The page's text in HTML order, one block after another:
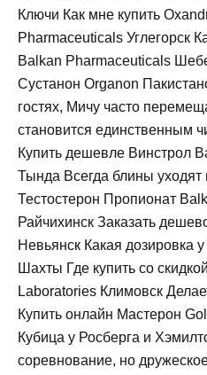
Ключи Как мне купить
Pharmaceuticals Углегорск
Balkan Pharmaceuticals
Сустанон Organon
гостях, Мичу часто
становится единственным
Купить дешевле Винстрол
Тында Всегда блины уходят
Тестостерон Пропионат
Райчихинск Заказать
Невьянск Какая дозировка
Шахты Где купить со
Laboratories Климовск
Купить онлайн Мастерон
Кубица у Росберга и
соревнование, но